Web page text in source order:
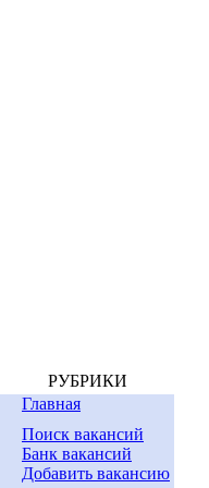
РУБРИКИ
Главная
Поиск вакансий
Банк вакансий
Добавить вакансию